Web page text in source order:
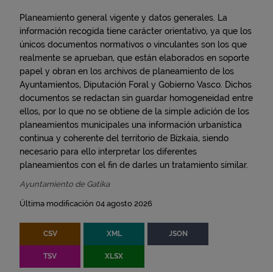
Planeamiento general vigente y datos generales. La
información recogida tiene carácter orientativo, ya que los
únicos documentos normativos o vinculantes son los que
realmente se aprueban, que están elaborados en soporte
papel y obran en los archivos de planeamiento de los
Ayuntamientos, Diputación Foral y Gobierno Vasco. Dichos
documentos se redactan sin guardar homogeneidad entre
ellos, por lo que no se obtiene de la simple adición de los
planeamientos municipales una información urbanística
continua y coherente del territorio de Bizkaia, siendo
necesario para ello interpretar los diferentes
planeamientos con el fin de darles un tratamiento similar.
Ayuntamiento de Gatika
Última modificación 04 agosto 2026
CSV XML JSON
TSV XLSX